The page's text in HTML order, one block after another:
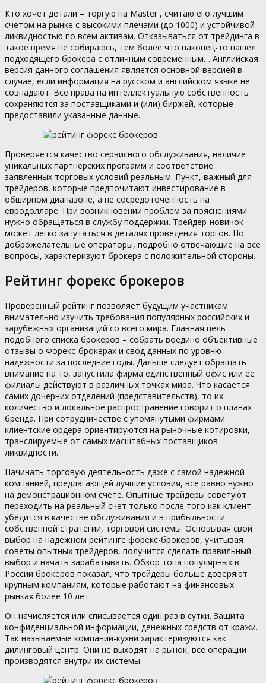
Кто хочет детали – торгую на Master , считаю его лучшим
счетом на рынке с высокими плечами (до 1000) и устойчивой
ликвидностью по всем активам. Отказываться от трейдинга в
такое время не собираюсь, тем более что наконец-то нашел
подходящего брокера с отличным современным… Английская
версия данного соглашения является основной версией в
случае, если информация на русском и английском языке не
совпадают. Все права на интеллектуальную собственность
сохраняются за поставщиками и (или) биржей, которые
предоставили указанные данные.
Проверяется качество сервисного обслуживания, наличие
уникальных партнерских программ и соответствие
заявленных торговых условий реальным. Пункт, важный для
трейдеров, которые предпочитают инвестирование в
обширном диапазоне, а не сосредоточенность на
евродолларе. При возникновении проблем за пояснениями
нужно обращаться в службу поддержки. Трейдер-новичок
может легко запутаться в деталях проведения торгов. Но
доброжелательные операторы, подробно отвечающие на все
вопросы, характеризуют брокера с положительной стороны.
Рейтинг форекс брокеров
Проверенный рейтинг позволяет будущим участникам
внимательно изучить требования популярных российских и
зарубежных организаций со всего мира. Главная цель
подобного списка брокеров – собрать воедино объективные
отзывы о Форекс-брокерах и свод данных по уровню
надежности за последние годы. Дальше следует обращать
внимание на то, запустила фирма единственный офис или ее
филиалы действуют в различных точках мира. Что касается
самих дочерних отделений (представительств), то их
количество и локальное распространение говорит о планах
бренда. При сотрудничестве с упомянутыми фирмами
клиентские ордера ориентируются на рыночные котировки,
транслируемые от самых масштабных поставщиков
ликвидности.
Начинать торговую деятельность даже с самой надежной
компанией, предлагающей лучшие условия, все равно нужно
на демонстрационном счете. Опытные трейдеры советуют
переходить на реальный счет только после того как клиент
убедится в качестве обслуживания и в прибыльности
собственной стратегии, торговой системы. Основывая свой
выбор на надежном рейтинге форекс-брокеров, учитывая
советы опытных трейдеров, получится сделать правильный
выбор и начать зарабатывать. Обзор топа популярных в
России брокеров показал, что трейдеры больше доверяют
крупным компаниям, которые работают на финансовых
рынках более 10 лет.
Он начисляется или списывается один раз в сутки. Защита
конфиденциальной информации, денежных средств от кражи.
Так называемые компании-кухни характеризуются как
дилинговый центр. Они не выходят на рынок, все операции
производятся внутри их системы.